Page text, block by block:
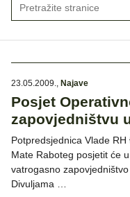
23.05.2009., Najave
Posjet
zapovjedništvu
Potpredsjednica Vlade
Mate Raboteg posjetit će
vatrogasno
Divuljama …